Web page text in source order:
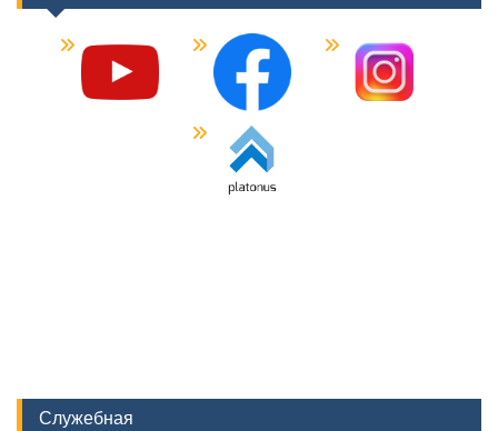
Служебная